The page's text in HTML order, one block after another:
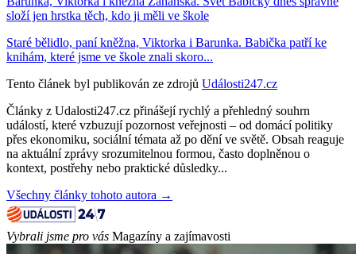
složí jen hrstka těch, kdo ji měli ve škole
Staré bělidlo, paní kněžna, Viktorka i Barunka. Babička patří ke
knihám, které jsme ve škole znali skoro...
Tento článek byl publikován ze zdrojů Události247.cz
Články z Udalosti247.cz přinášejí rychlý a přehledný souhrn
událostí, které vzbuzují pozornost veřejnosti – od domácí politiky
přes ekonomiku, sociální témata až po dění ve světě. Obsah reaguje
na aktuální zprávy srozumitelnou formou, často doplněnou o
kontext, postřehy nebo praktické důsledky...
Všechny články tohoto autora →
Vybrali jsme pro vás Magazíny a zajímavosti